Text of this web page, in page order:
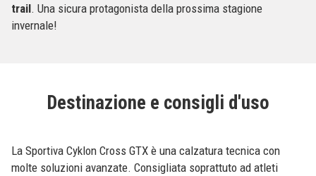
trail. Una sicura protagonista della prossima stagione
invernale!
Destinazione e consigli d'uso
La Sportiva Cyklon Cross GTX è una calzatura tecnica con
molte soluzioni avanzate. Consigliata soprattuto ad atleti